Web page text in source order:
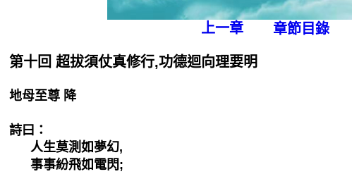
上一章 章節目錄
第十回 超拔須仗真修行,功德迴向理要明
地母至尊 降
詩曰：
人生莫測如夢幻,
事事紛飛如電閃;